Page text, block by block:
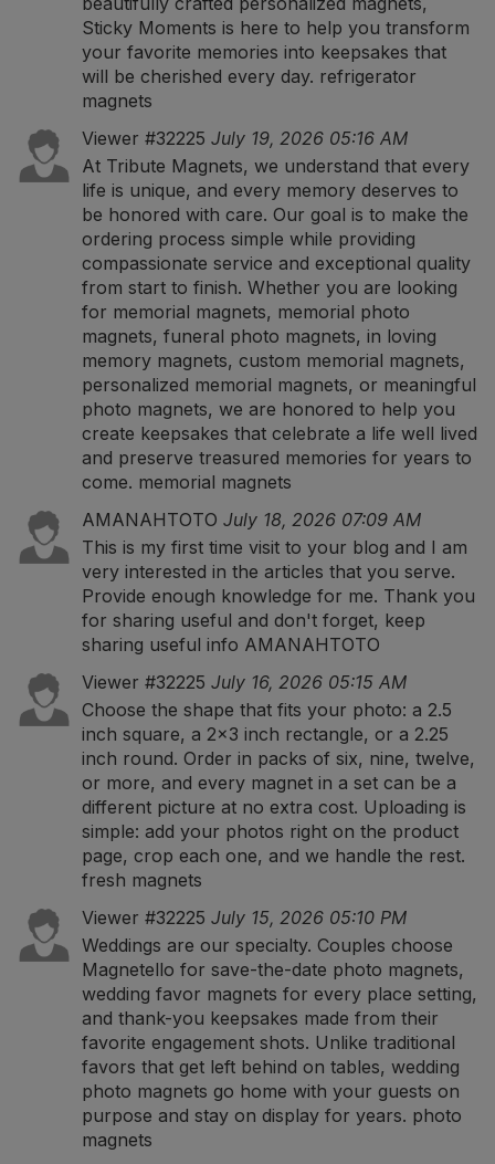
Sticky Moments is here to help you transform
your favorite memories into keepsakes that
will be cherished every day. refrigerator
magnets
Viewer #32225 July 19, 2026 05:16 AM
At Tribute Magnets, we understand that every
life is unique, and every memory deserves to
be honored with care. Our goal is to make the
ordering process simple while providing
compassionate service and exceptional quality
from start to finish. Whether you are looking
for memorial magnets, memorial photo
magnets, funeral photo magnets, in loving
memory magnets, custom memorial magnets,
personalized memorial magnets, or meaningful
photo magnets, we are honored to help you
create keepsakes that celebrate a life well lived
and preserve treasured memories for years to
come. memorial magnets
AMANAHTOTO July 18, 2026 07:09 AM
This is my first time visit to your blog and I am
very interested in the articles that you serve.
Provide enough knowledge for me. Thank you
for sharing useful and don't forget, keep
sharing useful info AMANAHTOTO
Viewer #32225 July 16, 2026 05:15 AM
Choose the shape that fits your photo: a 2.5
inch square, a 2x3 inch rectangle, or a 2.25
inch round. Order in packs of six, nine, twelve,
or more, and every magnet in a set can be a
different picture at no extra cost. Uploading is
simple: add your photos right on the product
page, crop each one, and we handle the rest.
fresh magnets
Viewer #32225 July 15, 2026 05:10 PM
Weddings are our specialty. Couples choose
Magnetello for save-the-date photo magnets,
wedding favor magnets for every place setting,
and thank-you keepsakes made from their
favorite engagement shots. Unlike traditional
favors that get left behind on tables, wedding
photo magnets go home with your guests on
purpose and stay on display for years. photo
magnets